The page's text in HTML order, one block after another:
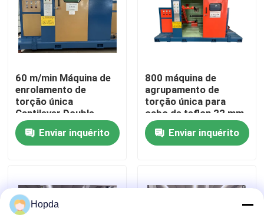
Visita à Fábrica
Contacte-nos
Notícias
Solicitar Orçamento
60 m/min Máquina de
enrolamento de
torção única
Cantilever Double
Twist Stranders
Enviar inquérito
800 máquina de
agrupamento de
torção única para
cabo de teflon 22 mm
com controle de
tensão pneumática
Enviar inquérito
Hopda